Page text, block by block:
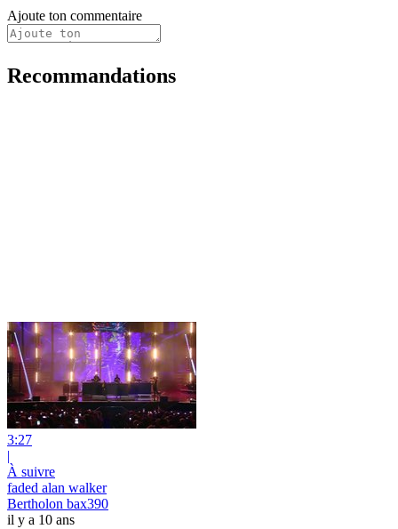
Ajoute ton commentaire
Recommandations
3:27
|
À suivre
faded alan walker
Bertholon bax390
il y a 10 ans